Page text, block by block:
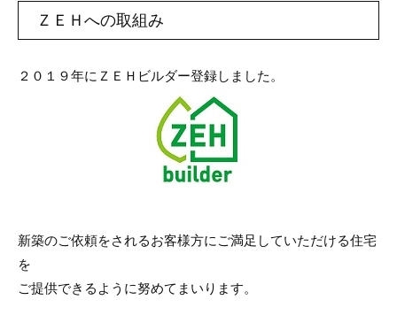
ＺＥＨへの取組み
２０１９年にＺＥＨビルダー登録しました。
新築のご依頼をされるお客様方にご満足していただける住宅
を
ご提供できるように努めてまいります。